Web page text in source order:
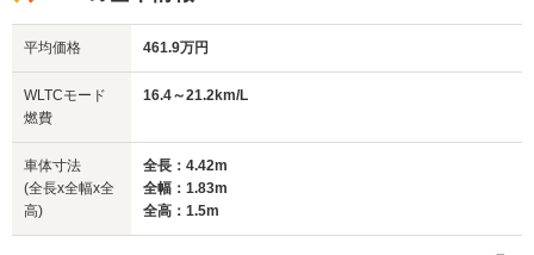
駆動方式
平均価格 461.9万円
WLTCモード
燃費
16.4～21.2km/L
車体寸法
(全長x全幅x全
高)
全長：4.42m
全幅：1.83m
全高：1.5m